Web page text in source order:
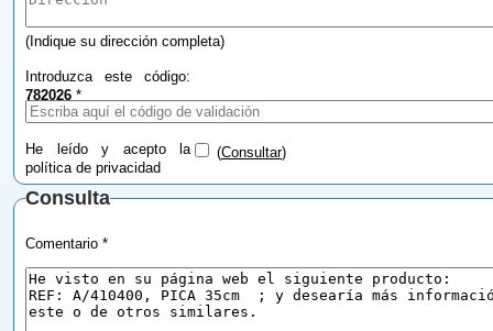
(Indique su dirección completa)
Introduzca este código:
782026 *
He leído y acepto la
política de privacidad
(Consultar)
Consulta
Comentario *